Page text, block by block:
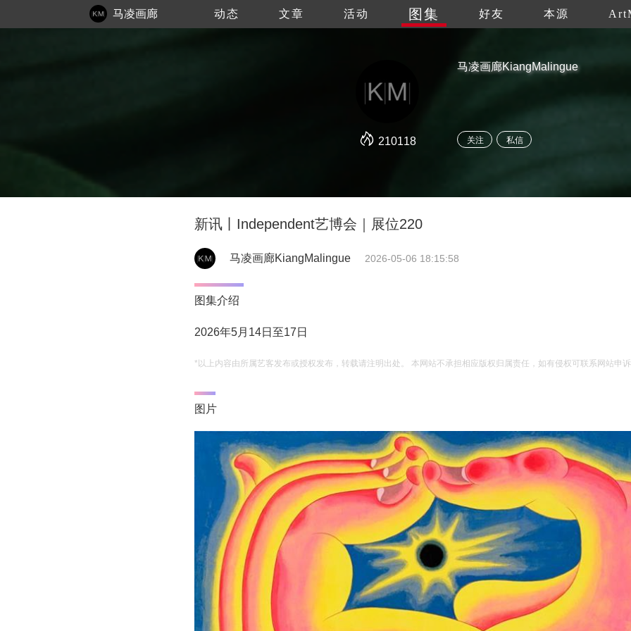
马凌画廊 动态 文章 活动 图集 好友 本源
210118
马凌画廊KiangMalingue
关注 私信
新讯丨Independent艺博会｜展位220
马凌画廊KiangMalingue 2026-05-06 18:15:58
图集介绍
2026年5月14日至17日
*以上内容由所属艺客发布或授权发布，转载请注明出处。 本网站不承担相应版权归属责任，如有侵权可联系网站申
图片